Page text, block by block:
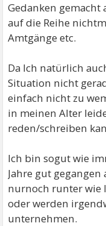
Gedanken gemacht
auf die Reihe
Amtgänge etc.
Da Ich natürlich
Situation nicht
einfach nicht zu
in meinen Alter
reden/schreiben
Ich bin sogut wie
Jahre gut
nurnoch runter wie
oder werden
unternehmen.